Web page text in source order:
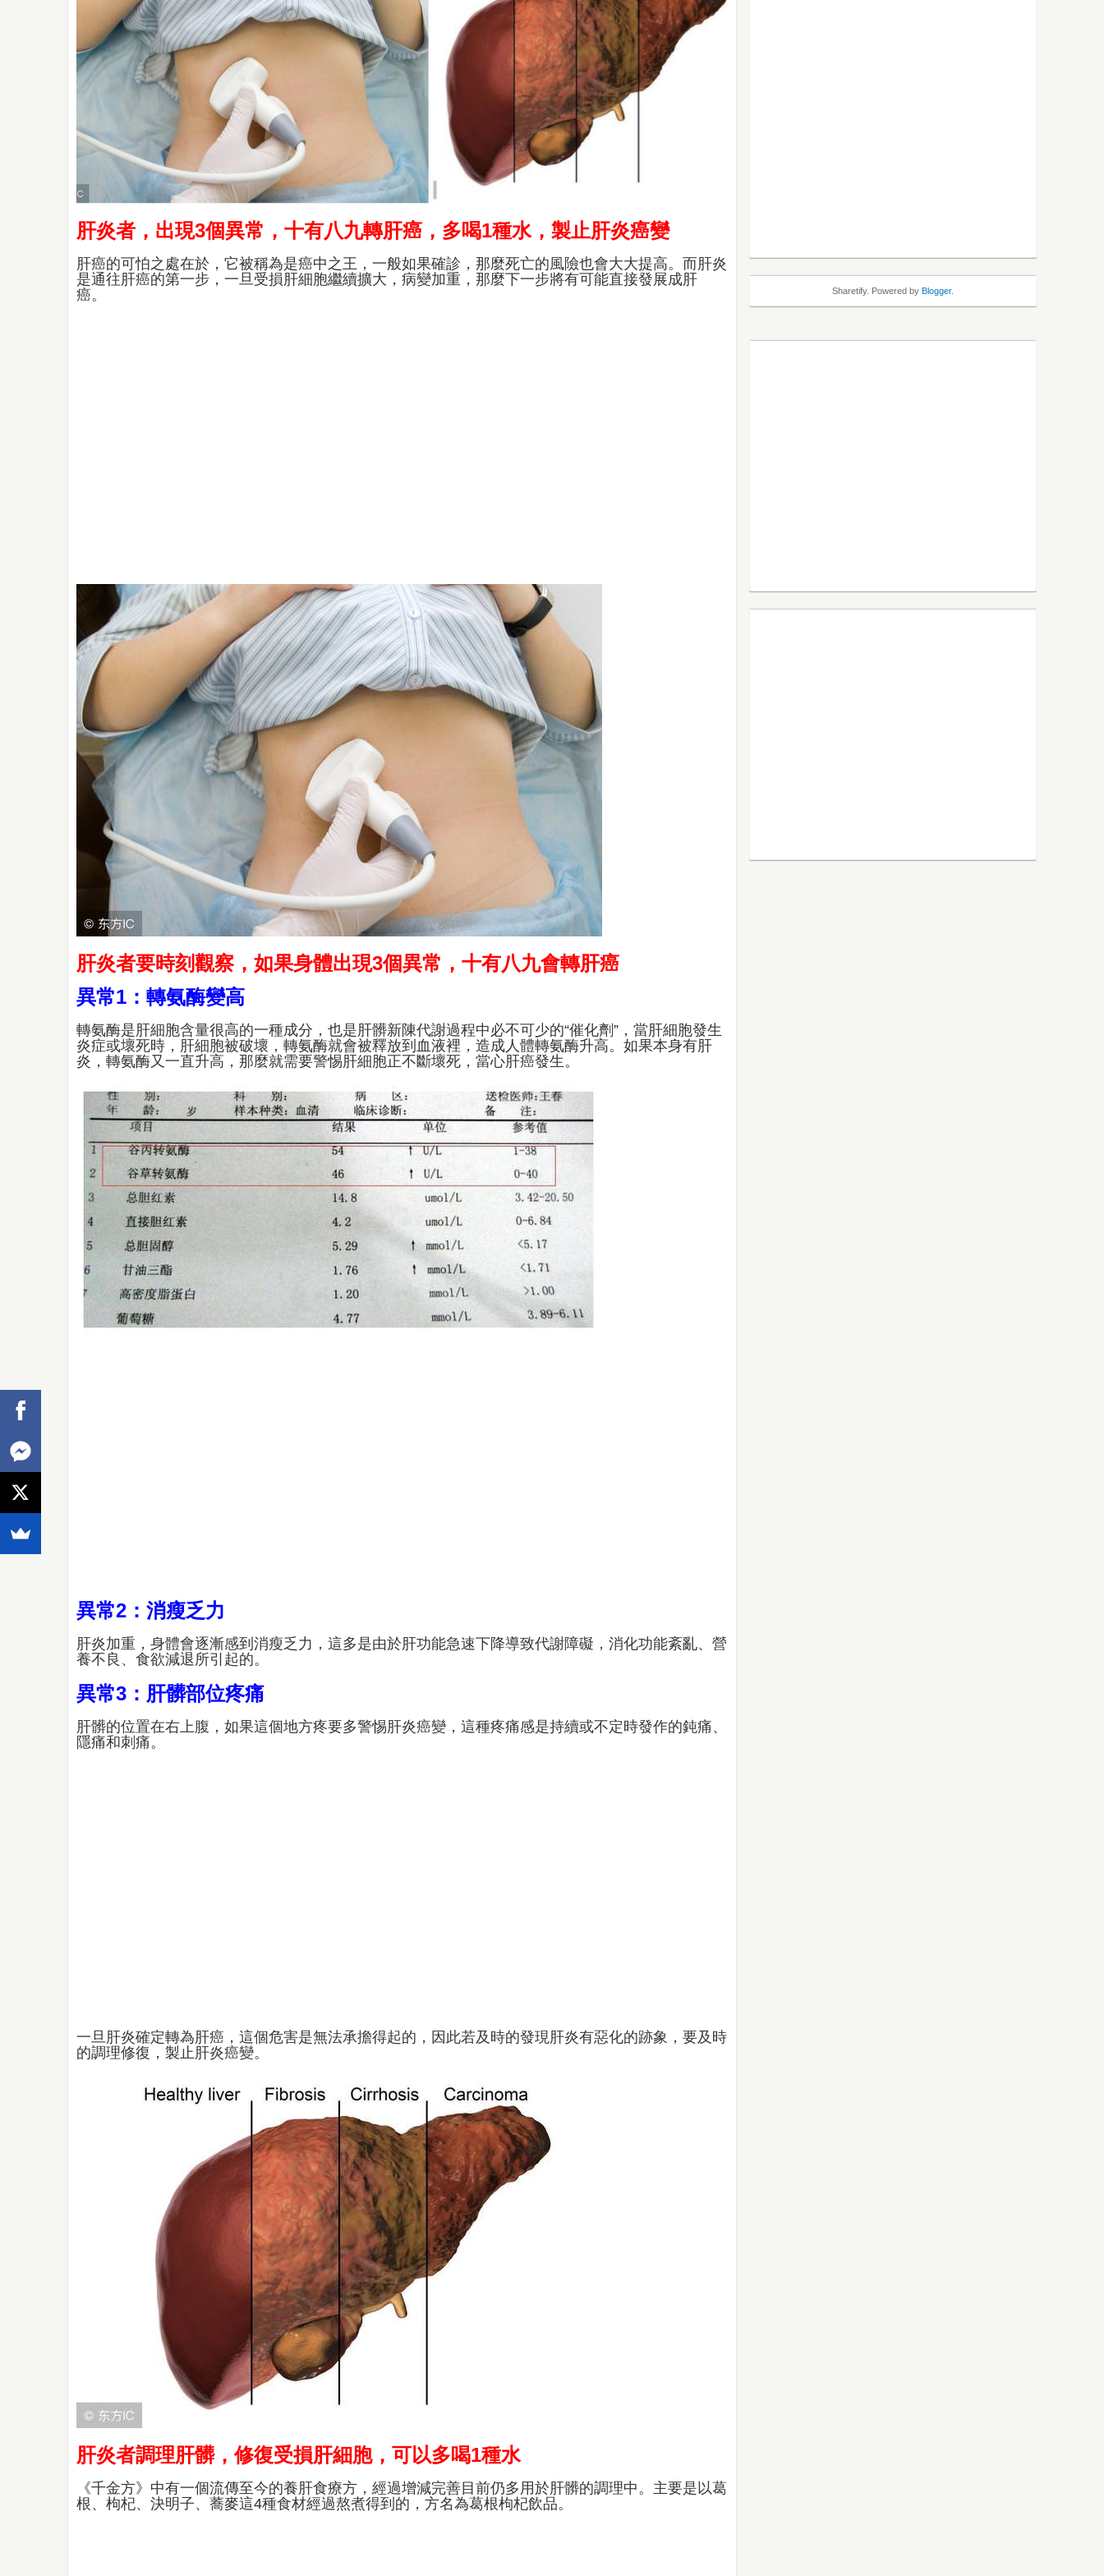
肝炎者，出現3個異常，十有八九轉肝癌，多喝1種水，製止肝炎癌變
肝癌的可怕之處在於，它被稱為是癌中之王，一般如果確診，那麼死亡的風險也會大大提高。而肝炎
是通往肝癌的第一步，一旦受損肝細胞繼續擴大，病變加重，那麼下一步將有可能直接發展成肝
癌。
肝炎者要時刻觀察，如果身體出現3個異常，十有八九會轉肝癌
異常1：轉氨酶變高
轉氨酶是肝細胞含量很高的一種成分，也是肝髒新陳代謝過程中必不可少的“催化劑”，當肝細胞發生
炎症或壞死時，肝細胞被破壞，轉氨酶就會被釋放到血液裡，造成人體轉氨酶升高。如果本身有肝
炎，轉氨酶又一直升高，那麼就需要警惕肝細胞正不斷壞死，當心肝癌發生。
異常2：消瘦乏力
肝炎加重，身體會逐漸感到消瘦乏力，這多是由於肝功能急速下降導致代謝障礙，消化功能紊亂、營
養不良、食欲減退所引起的。
異常3：肝髒部位疼痛
肝髒的位置在右上腹，如果這個地方疼要多警惕肝炎癌變，這種疼痛感是持續或不定時發作的鈍痛、
隱痛和刺痛。
一旦肝炎確定轉為肝癌，這個危害是無法承擔得起的，因此若及時的發現肝炎有惡化的跡象，要及時
的調理修復，製止肝炎癌變。
肝炎者調理肝髒，修復受損肝細胞，可以多喝1種水
《千金方》中有一個流傳至今的養肝食療方，經過增減完善目前仍多用於肝髒的調理中。主要是以葛
根、枸杞、決明子、蕎麥這4種食材經過熬煮得到的，方名為葛根枸杞飲品。
Sharetify. Powered by Blogger.